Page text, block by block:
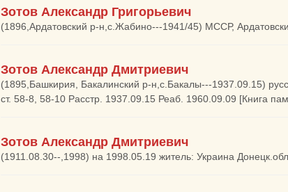
Зотов Александр Григорьевич
(1896,Ардатовский р-н,с.Жабино---1941/45) МССР,
Зотов Александр Дмитриевич
(1895,Башкирия, Бакалинский р-н,с.Бакалы---1937.09.15)
ст. 58-8, 58-10 Расстр. 1937.09.15 Реаб. 1960.09.09 [Книга
Зотов Александр Дмитриевич
(1911.08.30--,1998) на 1998.05.19 житель: Украина